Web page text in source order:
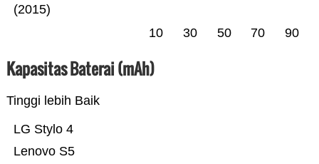
(2015)
10 30 50 70 90
Kapasitas Baterai (mAh)
Tinggi lebih Baik
Lenovo S5
LG Stylo 4